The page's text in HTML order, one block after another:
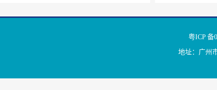
粤ICP 备
地址：广州